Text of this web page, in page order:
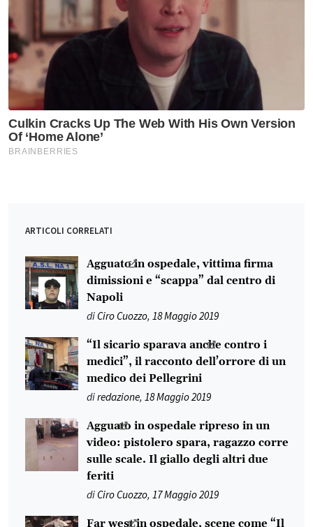
ARTICOLI CORRELATI
Agguato in ospedale, vittima firma
dimissioni e “scappa” dal centro di
Napoli
diCiro Cuozzo, 18 Maggio 2019
“Il sicario sparava anche contro i
medici”, il racconto dell’orrore di un
medico dei Pellegrini
diredazione, 18 Maggio 2019
Agguato in ospedale ripreso in un
video: pistolero spara, ragazzo corre
sulle scale. Il giallo degli altri due
feriti
diCiro Cuozzo, 17 Maggio 2019
Far west in ospedale, scene come “Il